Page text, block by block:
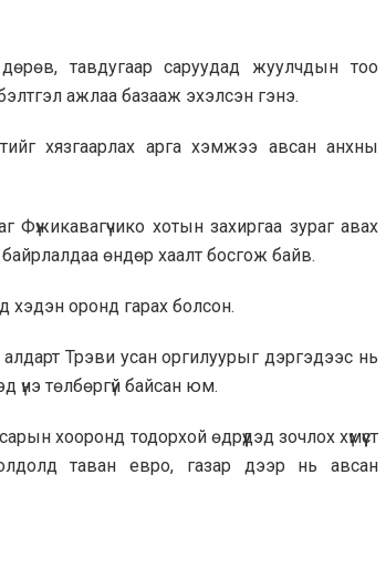
тавдугаар саруудад жуулчдын тоо
ажлаа базааж эхэлсэн гэнэ.
хязгаарлах арга хэмжээ авсан анхны
хотын захиргаа зураг авах
өндөр хаалт босгож байв.
хэдэн оронд гарах болсон.
Трэви усан оргилуурыг дэргэдээс нь
үнэ төлбөргүй байсан юм.
хооронд тодорхой өдрүүдэд зочлох хүмүүст
таван евро, газар дээр нь авсан